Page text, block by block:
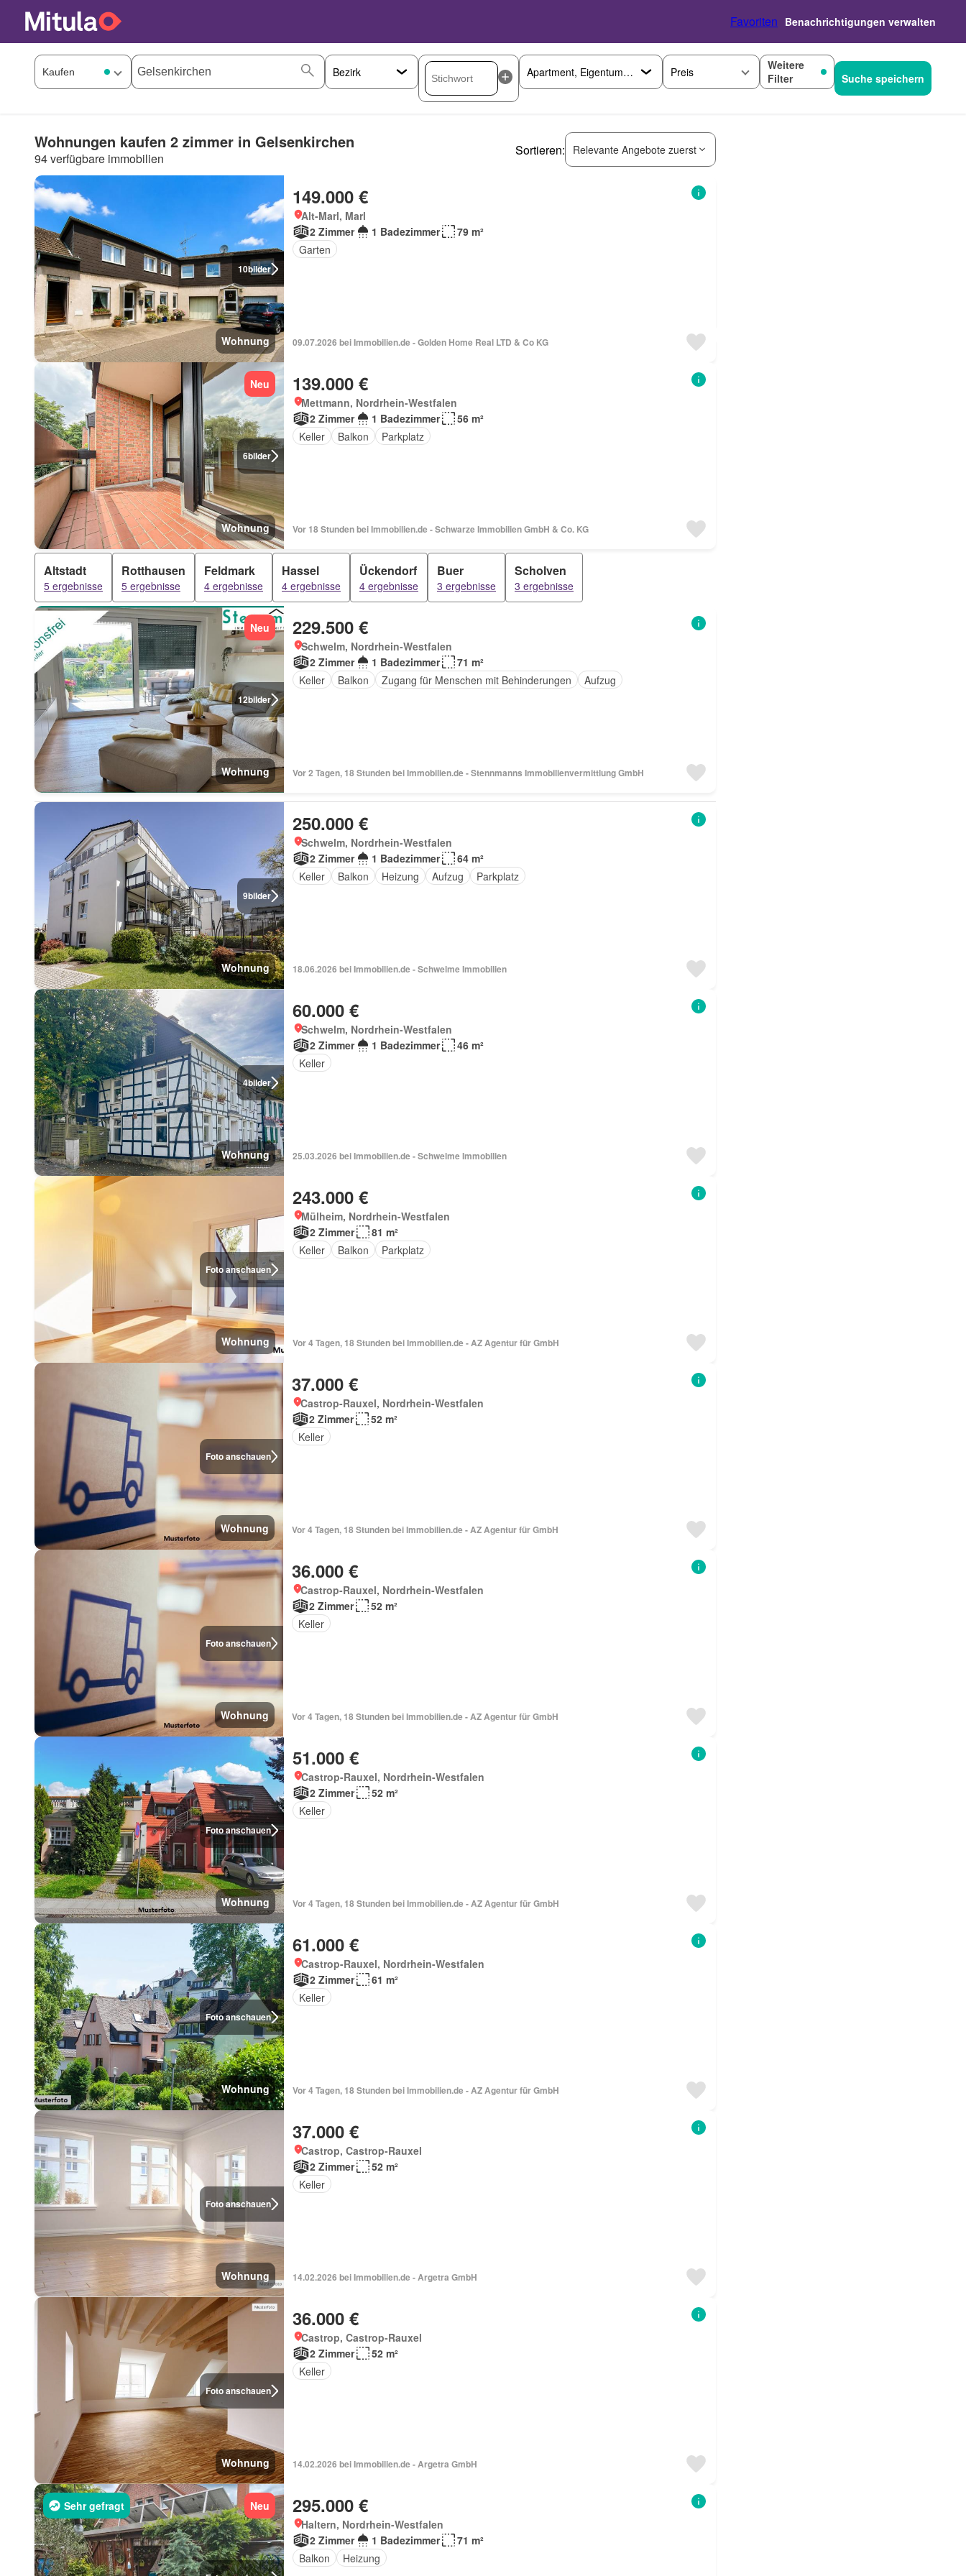
Favoriten Benachrichtigungen verwalten
Preis
Weitere
Filter
Suche speichern
Wohnungen kaufen 2 zimmer in Gelsenkirchen
94 verfügbare immobilien
Sortieren: Relevante Angebote zuerst
10bilder
Wohnung
149.000 €
Alt-Marl, Marl
2 Zimmer
1 Badezimmer
79 m²
Garten
09.07.2026 bei Immobilien.de - Golden Home Real LTD & Co KG
6bilder
Neu
Wohnung
139.000 €
Mettmann, Nordrhein-Westfalen
2 Zimmer
1 Badezimmer
56 m²
Keller
Balkon Parkplatz
Vor 18 Stunden bei Immobilien.de - Schwarze Immobilien GmbH & Co. KG
Altstadt
5 ergebnisse
Rotthausen
5 ergebnisse
Feldmark
4 ergebnisse
Hassel
4 ergebnisse
Ückendorf
4 ergebnisse
Buer
3 ergebnisse
Scholven
3 ergebnisse
12bilder
Neu
Wohnung
229.500 €
Schwelm, Nordrhein-Westfalen
2 Zimmer
1 Badezimmer
71 m²
Keller
Balkon Zugang für Menschen mit Behinderungen Aufzug
Vor 2 Tagen, 18 Stunden bei Immobilien.de - Stennmanns Immobilienvermittlung GmbH
9bilder
Wohnung
250.000 €
Schwelm, Nordrhein-Westfalen
2 Zimmer
1 Badezimmer
64 m²
Keller
Balkon Heizung Aufzug Parkplatz
18.06.2026 bei Immobilien.de - Schwelme Immobilien
4bilder
Wohnung
60.000 €
Schwelm, Nordrhein-Westfalen
2 Zimmer
1 Badezimmer
46 m²
Keller
25.03.2026 bei Immobilien.de - Schwelme Immobilien
Foto anschauen
Wohnung
243.000 €
Mülheim, Nordrhein-Westfalen
2 Zimmer
81 m²
Keller
Balkon Parkplatz
Vor 4 Tagen, 18 Stunden bei Immobilien.de - AZ Agentur für GmbH
Foto anschauen
Wohnung
37.000 €
Castrop-Rauxel, Nordrhein-Westfalen
2 Zimmer
52 m²
Keller
Vor 4 Tagen, 18 Stunden bei Immobilien.de - AZ Agentur für GmbH
Foto anschauen
Wohnung
36.000 €
Castrop-Rauxel, Nordrhein-Westfalen
2 Zimmer
52 m²
Keller
Vor 4 Tagen, 18 Stunden bei Immobilien.de - AZ Agentur für GmbH
Foto anschauen
Wohnung
51.000 €
Castrop-Rauxel, Nordrhein-Westfalen
2 Zimmer
52 m²
Keller
Vor 4 Tagen, 18 Stunden bei Immobilien.de - AZ Agentur für GmbH
Foto anschauen
Wohnung
61.000 €
Castrop-Rauxel, Nordrhein-Westfalen
2 Zimmer
61 m²
Keller
Vor 4 Tagen, 18 Stunden bei Immobilien.de - AZ Agentur für GmbH
Foto anschauen
Wohnung
37.000 €
Castrop, Castrop-Rauxel
2 Zimmer
52 m²
Keller
14.02.2026 bei Immobilien.de - Argetra GmbH
Foto anschauen
Wohnung
36.000 €
Castrop, Castrop-Rauxel
2 Zimmer
52 m²
Keller
14.02.2026 bei Immobilien.de - Argetra GmbH
Sehr gefragt Neu 295.000 €
Haltern, Nordrhein-Westfalen
2 Zimmer
1 Badezimmer
71 m²
Balkon
Heizung